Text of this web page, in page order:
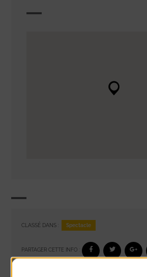
CLASSÉ DANS : Spectacle
PARTAGER CETTE INFO :